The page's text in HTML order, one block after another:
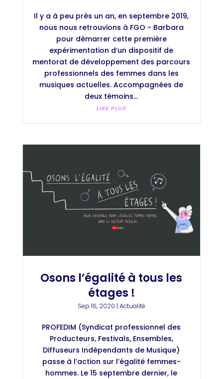
Il y a à peu près un an, en septembre 2019,
nous nous retrouvions à FGO - Barbara
pour démarrer cette première
expérimentation d’un dispositif de
mentorat de développement des parcours
professionnels des femmes dans les
musiques actuelles. Accompagnées de
deux témoins...
LIRE PLUS
Osons l’égalité à tous les
étages !
Sep 16, 2020 | Actualité
PROFEDIM (Syndicat professionnel des
Producteurs, Festivals, Ensembles,
Diffuseurs Indépendants de Musique)
passe à l’action sur l’égalité femmes-
hommes. Le 15 septembre dernier, le